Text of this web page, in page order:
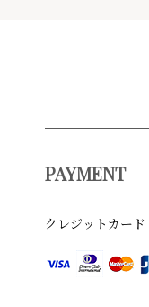
PAYMENT
クレジットカード